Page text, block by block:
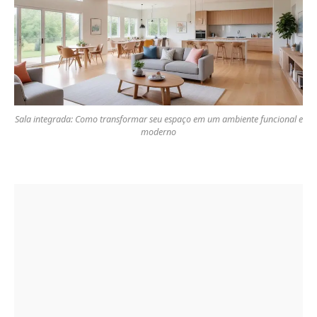
Sala integrada: Como transformar seu espaço em um ambiente funcional e
moderno